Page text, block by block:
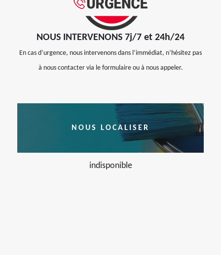
NOUS INTERVENONS 7j/7 et 24h/24
En cas d’urgence, nous intervenons dans l’immédiat, n’hésitez pas
à nous contacter via le formulaire ou à nous appeler.
NOUS LOCALISER
indisponible